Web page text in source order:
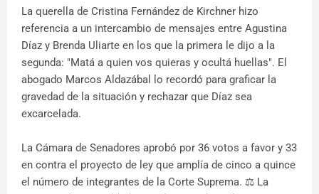
La querella de Cristina Fernández de Kirchner hizo
referencia a un intercambio de mensajes entre Agustina
Díaz y Brenda Uliarte en los que la primera le dijo a la
segunda: "Matá a quien vos quieras y ocultá huellas". El
abogado Marcos Aldazábal lo recordó para graficar la
gravedad de la situación y rechazar que Díaz sea
excarcelada.
La Cámara de Senadores aprobó por 36 votos a favor y 33
en contra el proyecto de ley que amplía de cinco a quince
el número de integrantes de la Corte Suprema. ⚖️ La